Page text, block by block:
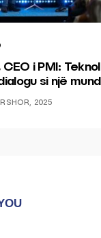
i PMI:
si një
2025